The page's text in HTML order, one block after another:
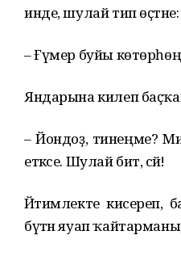
инде, шулай тип өҫтәне:
– Ғүмер буйы
Яндарына килеп
– Йондоҙ, тинеңме?
етәксе. Шулай бит, әсәй!
Йәтимлекте кисереп,
бүтән яуап